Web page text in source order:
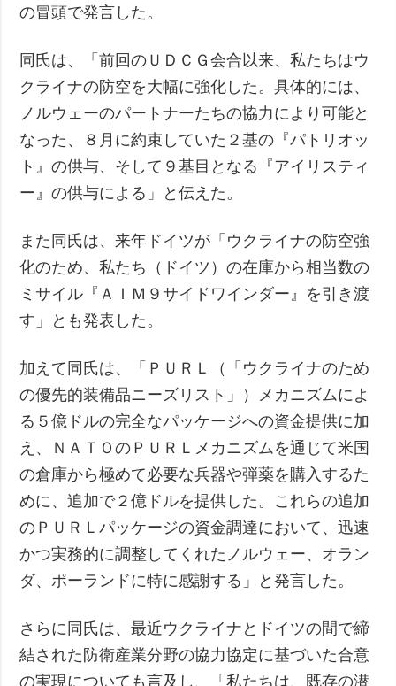
の冒頭で発言した。
同氏は、「前回のＵＤＣＧ会合以来、私たちはウ
クライナの防空を大幅に強化した。具体的には、
ノルウェーのパートナーたちの協力により可能と
なった、８月に約束していた２基の『パトリオッ
ト』の供与、そして９基目となる『アイリスティ
ー』の供与による」と伝えた。
また同氏は、来年ドイツが「ウクライナの防空強
化のため、私たち（ドイツ）の在庫から相当数の
ミサイル『ＡＩＭ９サイドワインダー』を引き渡
す」とも発表した。
加えて同氏は、「ＰＵＲＬ（「ウクライナのため
の優先的装備品ニーズリスト」）メカニズムによ
る５億ドルの完全なパッケージへの資金提供に加
え、ＮＡＴＯのＰＵＲＬメカニズムを通じて米国
の倉庫から極めて必要な兵器や弾薬を購入するた
めに、追加で２億ドルを提供した。これらの追加
のＰＵＲＬパッケージの資金調達において、迅速
かつ実務的に調整してくれたノルウェー、オラン
ダ、ポーランドに特に感謝する」と発言した。
さらに同氏は、最近ウクライナとドイツの間で締
結された防衛産業分野の協力協定に基づいた合意
の実現についても言及し、「私たちは、既存の潜